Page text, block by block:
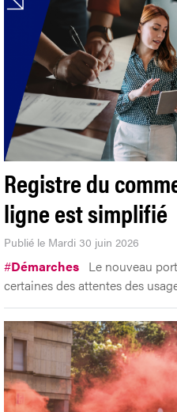
Registre du
ligne est simplifié
Publié le Mardi 30 juin 2026
#Démarches Le nouveau
certaines des attentes des